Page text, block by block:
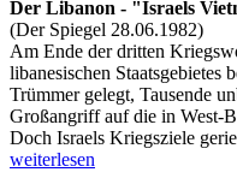
Der Libanon - "Israels
(Der Spiegel 28.06.1982)
Am Ende der dritten
libanesischen Staatsgebietes
Trümmer gelegt, Tausende
Großangriff auf die in West-
Doch Israels Kriegsziele
weiterlesen